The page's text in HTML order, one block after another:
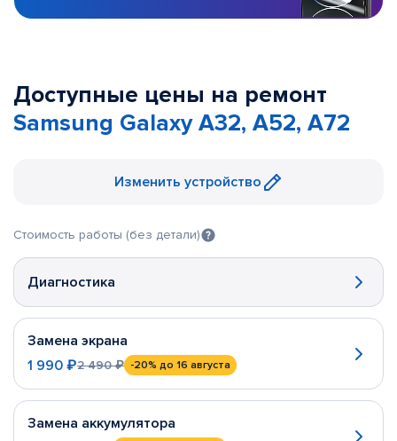
Доступные цены на ремонт
Samsung Galaxy A32, A52, A72
Изменить устройство
Стоимость работы (без детали)
Диагностика
Замена экрана
1 990 ₽2 490 ₽ -20% до 16 августа
Замена аккумулятора